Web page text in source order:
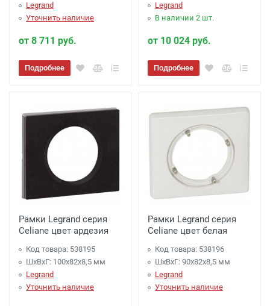
Legrand
Уточнить наличие
от 8 711 руб.
Подробнее
Legrand
В наличии 2 шт.
от 10 024 руб.
Подробнее
Рамки Legrand серия
Celiane цвет ардезия
Код товара: 538195
ШхВхГ: 100x82x8,5 мм
Legrand
Уточнить наличие
Рамки Legrand серия
Celiane цвет белая
Код товара: 538196
ШхВхГ: 90x82x8,5 мм
Legrand
Уточнить наличие